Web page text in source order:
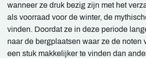
wanneer ze druk bezig zijn met het
als voorraad voor de winter, de
vinden. Doordat ze in deze periode
naar de bergplaatsen waar ze de noten
een stuk makkelijker te vinden dan